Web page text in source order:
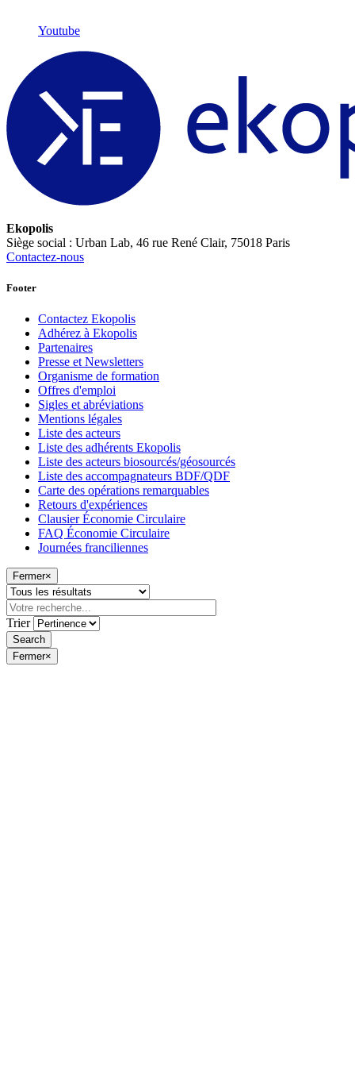
Youtube
Ekopolis
Siège social : Urban Lab, 46 rue René Clair, 75018 Paris
Contactez-nous
Footer
Contactez Ekopolis
Adhérez à Ekopolis
Partenaires
Presse et Newsletters
Organisme de formation
Offres d'emploi
Sigles et abréviations
Mentions légales
Liste des acteurs
Liste des adhérents Ekopolis
Liste des acteurs biosourcés/géosourcés
Liste des accompagnateurs BDF/QDF
Carte des opérations remarquables
Retours d'expériences
Clausier Économie Circulaire
FAQ Économie Circulaire
Journées franciliennes
Fermer×
Trier
Fermer×